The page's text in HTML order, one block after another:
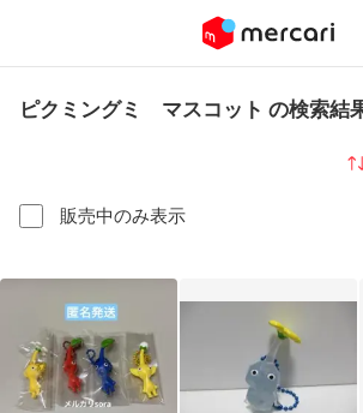
ピクミングミ マスコット の検索結
販売中のみ表示